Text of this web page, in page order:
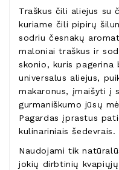
Traškus čili aliejus su
kuriame čili pipirų
sodriu česnakų
maloniai traškus ir
skonio, kuris
universalus aliejus,
makaronus, įmaišyti į
gurmaniškumo jūsų
Pagardas įprastus
kulinariniais šedevrais.
Naudojami tik
jokių dirbtinių